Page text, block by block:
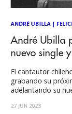
ANDRÉ UBILLA |
André Ubilla
nuevo single
El cantautor
grabando su
adelantando su
multifacética
27 JUN 2023